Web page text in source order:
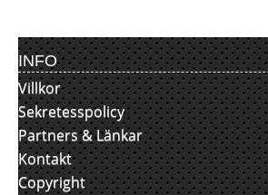
INFO
Villkor
Sekretesspolicy
Partners & Länkar
Kontakt
Copyright